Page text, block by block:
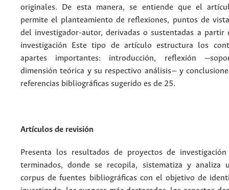
originales. De esta manera, se entiende que el
permite el planteamiento de reflexiones, puntos de
del investigador-autor, derivadas o sustentadas a partir
investigación Este tipo de artículo estructura los
apartes importantes: introducción, reflexión
dimensión teórica y su respectivo análisis— y
referencias bibliográficas sugerido es de 25.
Artículos de revisión
Presenta los resultados de proyectos de
terminados, donde se recopila, sistematiza y analiza
corpus de fuentes bibliográficas con el objetivo de